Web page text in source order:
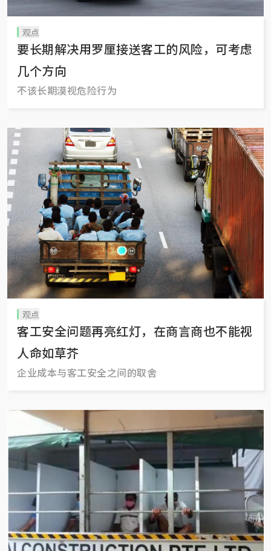
观点
要长期解决用罗厘接送客工的风险，可考虑
几个方向
不该长期漠视危险行为
观点
客工安全问题再亮红灯，在商言商也不能视
人命如草芥
企业成本与客工安全之间的取舍